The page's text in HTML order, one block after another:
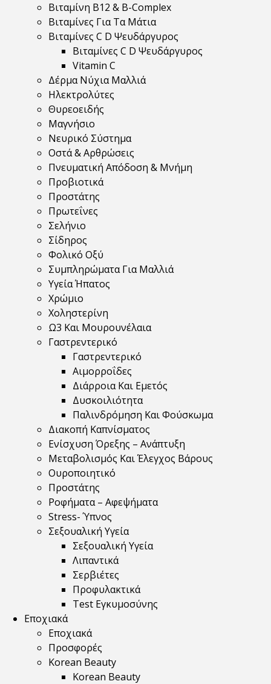
Βιταμίνη B12 & Β-Complex
Βιταμίνες Για Τα Μάτια
Βιταμίνες C D Ψευδάργυρος
Βιταμίνες C D Ψευδάργυρος
Vitamin C
Δέρμα Νύχια Μαλλιά
Ηλεκτρολύτες
Θυρεοειδής
Μαγνήσιο
Νευρικό Σύστημα
Οστά & Αρθρώσεις
Πνευματική Απόδοση & Μνήμη
Προβιοτικά
Προστάτης
Πρωτεΐνες
Σελήνιο
Σίδηρος
Φολικό Οξύ
Συμπληρώματα Για Μαλλιά
Υγεία Ήπατος
Χρώμιο
Χοληστερίνη
Ω3 Και Μουρουνέλαια
Γαστρεντερικό
Γαστρεντερικό
Αιμορροΐδες
Διάρροια Και Εμετός
Δυσκοιλιότητα
Παλινδρόμηση Και Φούσκωμα
Διακοπή Καπνίσματος
Ενίσχυση Όρεξης – Ανάπτυξη
Μεταβολισμός Και Έλεγχος Βάρους
Ουροποιητικό
Προστάτης
Ροφήματα – Αφεψήματα
Stress- Ύπνος
Σεξουαλική Υγεία
Σεξουαλική Υγεία
Λιπαντικά
Σερβιέτες
Προφυλακτικά
Test Εγκυμοσύνης
Εποχιακά
Εποχιακά
Προσφορές
Korean Beauty
Korean Beauty